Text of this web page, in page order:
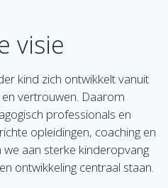
visie
kind zich ontwikkelt vanuit
vertrouwen. Daarom
professionals en
opleidingen, coaching en
aan sterke kinderopvang
ontwikkeling centraal staan.